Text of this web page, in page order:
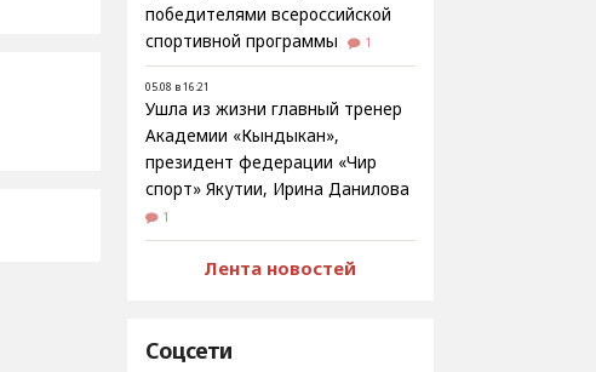
победителями всероссийской
спортивной программы
1
05.08 в 16:21
Ушла из жизни главный тренер
Академии «Кындыкан»,
президент федерации «Чир
спорт» Якутии, Ирина Данилова
1
Лента новостей
Соцсети